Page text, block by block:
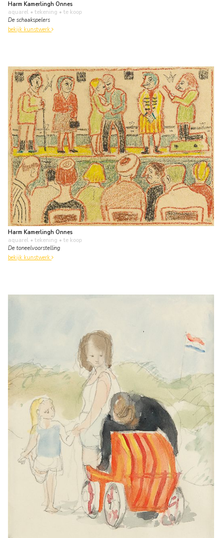
Harm Kamerlingh Onnes
aquarel • tekening • te koop
De schaakspelers
bekijk kunstwerk
Harm Kamerlingh Onnes
aquarel • tekening • te koop
De toneelvoorstelling
bekijk kunstwerk